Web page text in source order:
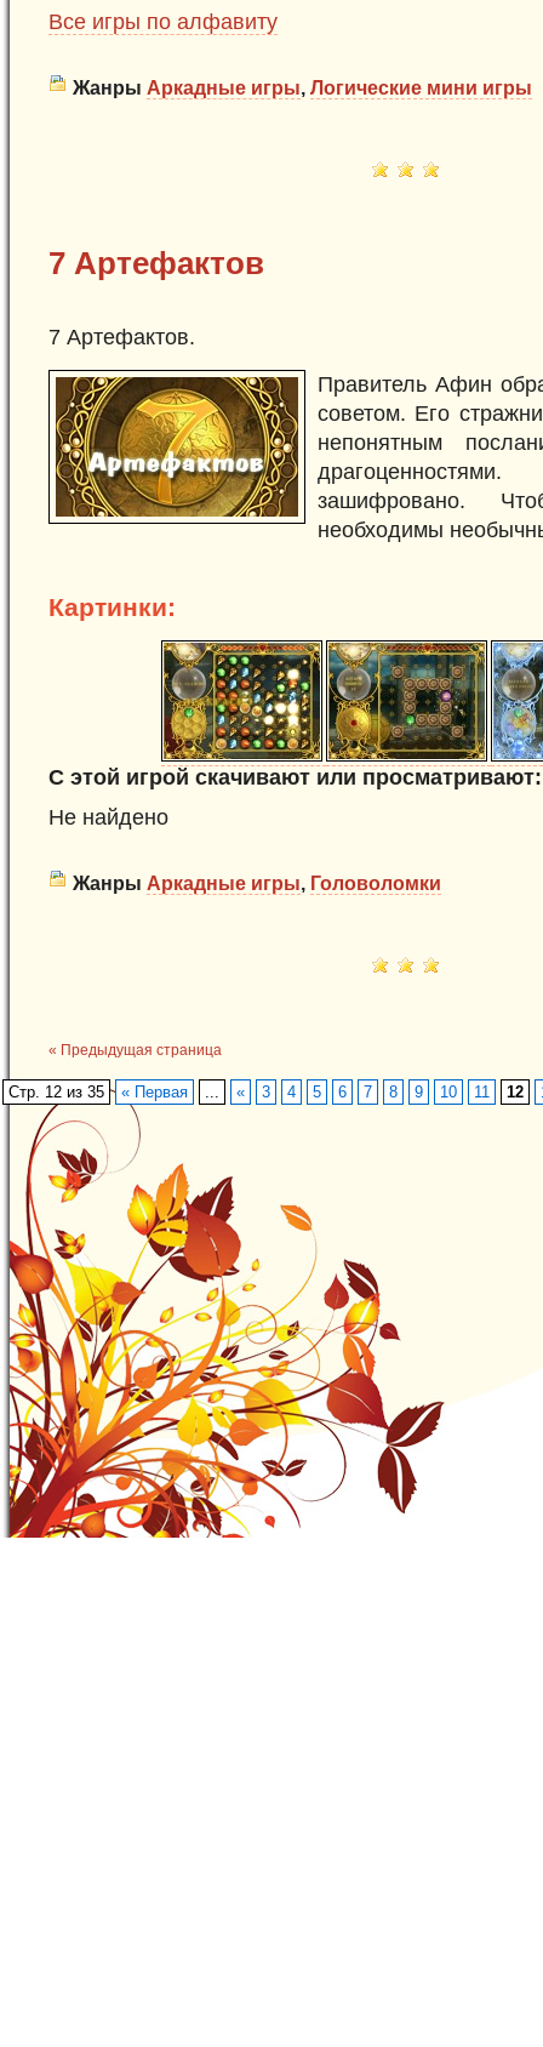
Все игры по алфавиту
Жанры Аркадные игры, Логические мини игры
7 Артефактов
7 Артефактов.
Правитель Афин
советом. Его
непонятным
зашифровано.
необходимы
Картинки:
С этой игрой скачивают или просматривают:
Не найдено
Жанры Аркадные игры, Головоломки
« Предыдущая страница
Стр. 12 из 35 « Первая « 3 4 5 6 7 8 9 10 11 12